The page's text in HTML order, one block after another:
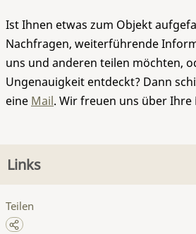
Ist Ihnen etwas zum Objekt
Nachfragen, weiterführende
uns und anderen teilen möchten,
Ungenauigkeit entdeckt? Dann
eine Mail. Wir freuen uns über Ihre
Links
Teilen